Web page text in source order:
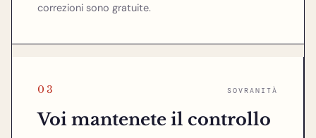
correzioni sono gratuite.
03 SOVRANITÀ
Voi mantenete il controllo